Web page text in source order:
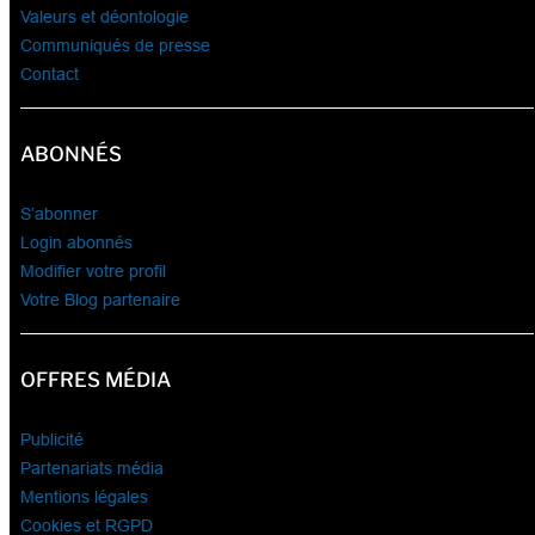
Valeurs et déontologie
Communiqués de presse
Contact
ABONNÉS
S’abonner
Login abonnés
Modifier votre profil
Votre Blog partenaire
OFFRES MÉDIA
Publicité
Partenariats média
Mentions légales
Cookies et RGPD